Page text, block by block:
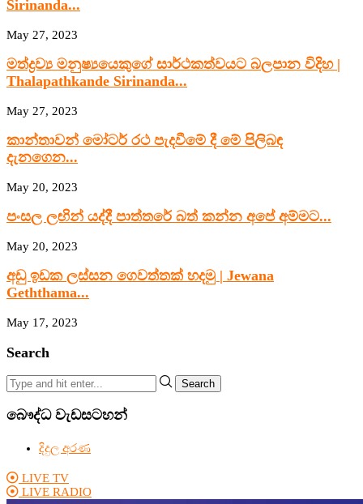
Sirinanda...
May 27, 2023
මත්ද්‍රව්‍ය මනුෂ්‍යයෙකුගේ සාර්ථකත්වයට බලපාන විදිහ |
Thalapathkande Sirinanda...
May 27, 2023
කාන්තාවන් මෝටර් රථ පැදවීමේ දී මේ පිලිබඳ
දැනගෙන...
May 20, 2023
පංසල ලඟින් යද්දී පාත්තරේ බත් කන්න අපේ අම්මට...
May 20, 2023
අඩු ඉඩක ලස්සන ගෙවත්තක් හදමු | Jewana
Geththama...
May 17, 2023
Search
Search
බෞද්ධ වැඩසටහන්
දිදුල අරණ
LIVE TV
LIVE RADIO